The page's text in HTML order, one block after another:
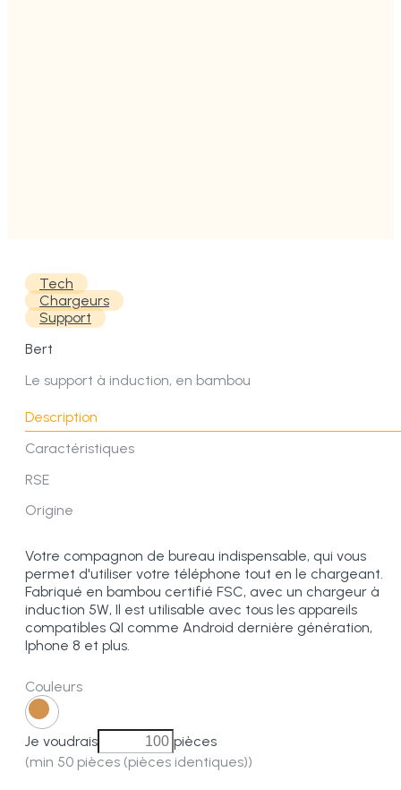
Tech
Chargeurs
Support
Bert
Le support à induction, en bambou
Description
Caractéristiques
RSE
Origine
Votre compagnon de bureau indispensable, qui vous
permet d'utiliser votre téléphone tout en le chargeant.
Fabriqué en bambou certifié FSC, avec un chargeur à
induction 5W, Il est utilisable avec tous les appareils
compatibles QI comme Android dernière génération,
Iphone 8 et plus.
Couleurs
Je voudrais
pièces
(min 50 pièces (pièces identiques))